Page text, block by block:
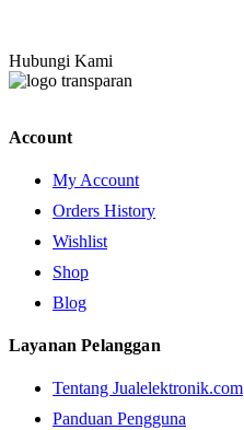
Hubungi Kami
Account
My Account
Orders History
Wishlist
Shop
Blog
Layanan Pelanggan
Tentang Jualelektronik.com
Panduan Pengguna